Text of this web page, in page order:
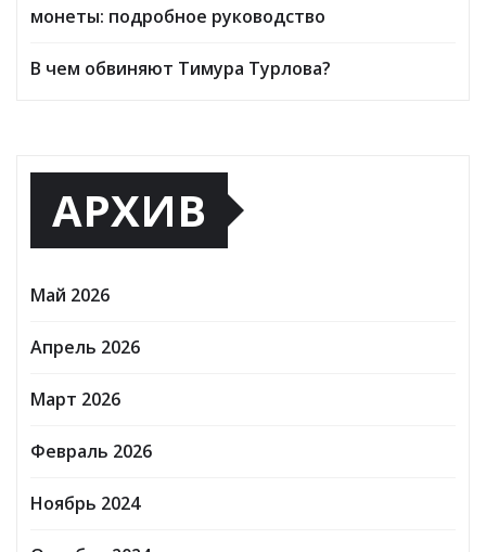
монеты: подробное руководство
В чем обвиняют Тимура Турлова?
АРХИВ
Май 2026
Апрель 2026
Март 2026
Февраль 2026
Ноябрь 2024